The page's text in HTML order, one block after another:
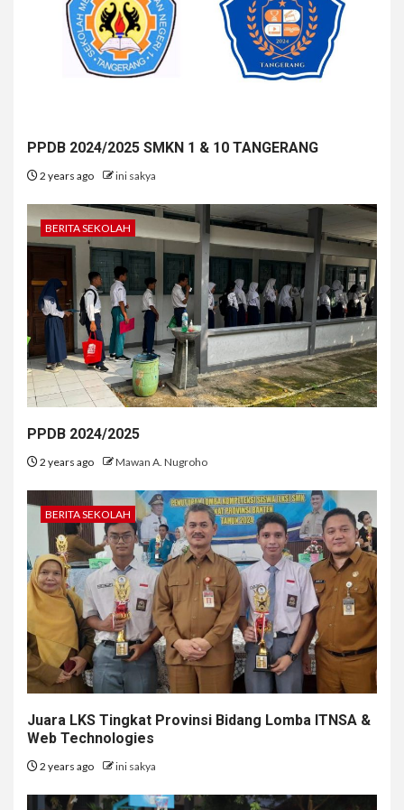
PPDB 2024/2025 SMKN 1 & 10 TANGERANG
2 years ago ini sakya
BERITA SEKOLAH
PPDB 2024/2025
2 years ago Mawan A. Nugroho
BERITA SEKOLAH
Juara LKS Tingkat Provinsi Bidang Lomba ITNSA &
Web Technologies
2 years ago ini sakya